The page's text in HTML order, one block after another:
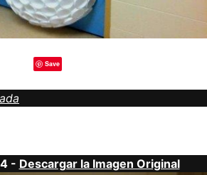
Save
- Descargar la Imagen Original